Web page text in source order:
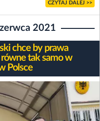
CZYTAJ DALEJ >>
2021
chce by prawa
tak samo w
Polsce